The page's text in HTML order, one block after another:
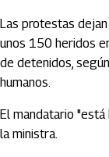
Las protestas
unos 150 heridos
de detenidos,
humanos.
El mandatario "está
la ministra.